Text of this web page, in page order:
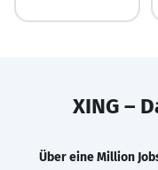
XING –
Über eine Million